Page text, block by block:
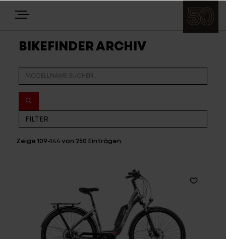
NEWS
EQUIPMENT
Über uns
BIKEFINDER ARCHIV
Zeige109-144 von 250 Einträgen.